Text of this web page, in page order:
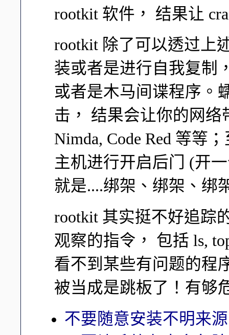
rootkit 软件， 结果让
rootkit 除了可以透过上
装或者是进行自我复制
或者是木马间谍程序。
击， 结果会让你的网络
Nimda, Code Red 等等
主机进行开启后门 (开
就是....绑架、绑架、绑
rootkit 其实挺不好追踪
观察的指令， 包括 ls,
看不到某些有问题的程
被当成是跳板了！有够
不要随意安装不明来